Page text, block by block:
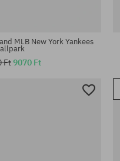
MLB New York Yankees
Ft9070 Ft